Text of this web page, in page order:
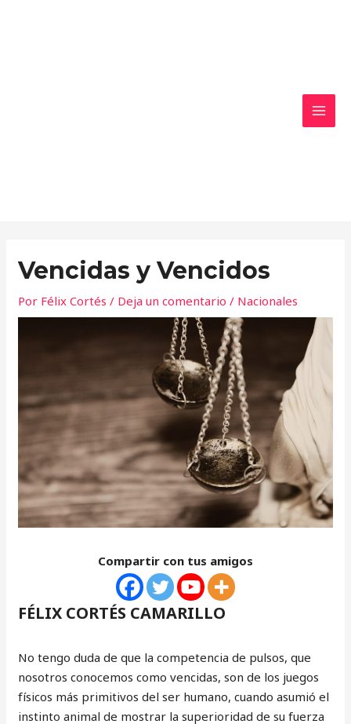
Vencidas y Vencidos
Por Félix Cortés/ Deja un comentario / Nacionales
Compartir con tus amigos
FÉLIX CORTÉS CAMARILLO
No tengo duda de que la competencia de pulsos, que
nosotros conocemos como vencidas, son de los juegos
físicos más primitivos del ser humano, cuando asumió el
instinto animal de mostrar la superioridad de su fuerza